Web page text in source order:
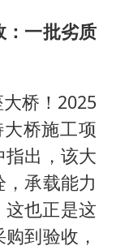
：一批劣质
桥！2025
桥施工项
指出，该大
承载能力
也正是这
到验收，